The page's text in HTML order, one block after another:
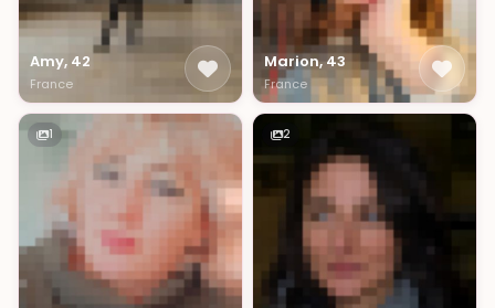
Amy, 42
France
Marion, 43
France
1 2